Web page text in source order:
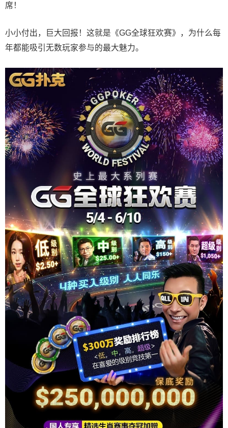
席！
小小付出，巨大回报！这就是《GG全球狂欢赛》，为什么每
年都能吸引无数玩家参与的最大魅力。